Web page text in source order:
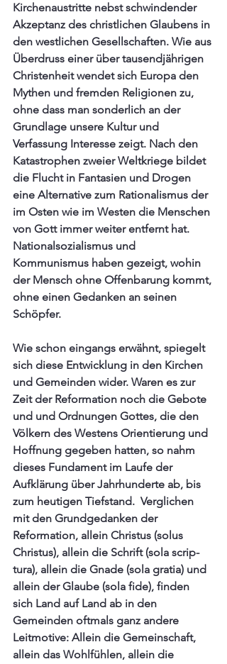
Kirchenaustritte nebst schwindender
Akzeptanz des christlichen Glaubens in
den westlichen Gesellschaften. Wie aus
Überdruss einer über tausendjährigen
Christenheit wendet sich Europa den
Mythen und fremden Religionen zu,
ohne dass man sonderlich an der
Grundlage unsere Kultur und
Verfassung Interesse zeigt. Nach den
Katastrophen zweier Weltkriege bildet
die Flucht in Fantasien und Drogen
eine Alternative zum Rationalismus der
im Osten wie im Westen die Menschen
von Gott immer weiter entfernt hat.
Nationalsozialismus und
Kommunismus haben gezeigt, wohin
der Mensch ohne Offenbarung kommt,
ohne einen Gedanken an seinen
Schöpfer.
Wie schon eingangs erwähnt, spiegelt
sich diese Entwicklung in den Kirchen
und Gemeinden wider. Waren es zur
Zeit der Reformation noch die Gebote
und und Ordnungen Gottes, die den
Völkern des Westens Orientierung und
Hoffnung gegeben hatten, so nahm
dieses Fundament im Laufe der
Aufklärung über Jahrhunderte ab, bis
zum heutigen Tiefstand.  Verglichen
mit den Grundgedanken der
Reformation, allein Christus (solus
Christus), allein die Schrift (sola scrip-
tura), allein die Gnade (sola gratia) und
allein der Glaube (sola fide), finden
sich Land auf Land ab in den
Gemeinden oftmals ganz andere
Leitmotive: Allein die Gemeinschaft,
allein das Wohlfühlen, allein die